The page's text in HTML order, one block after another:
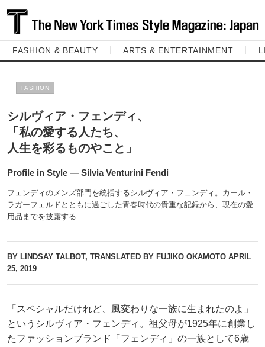
FASHION & BEAUTY ARTS & ENTERTAINMENT
FASHION
シルヴィア・フェンディ、
「私の愛する人たち、
人生を彩るものやこと」
Profile in Style ― Silvia Venturini Fendi
フェンディのメンズ部門を統括するシルヴィア・フェンディ。カール・
ラガーフェルドとともに過ごした青春時代の貴重な記録から、現在の愛
用品までを披露する
BY LINDSAY TALBOT, TRANSLATED BY FUJIKO OKAMOTOAPRIL
25, 2019
「スペシャルだけれど、風変わりな一族に生まれたのよ」
というシルヴィア・フェンディ。祖父母が1925年に創業し
たファッションブランド「フェンディ」の一族として6歳